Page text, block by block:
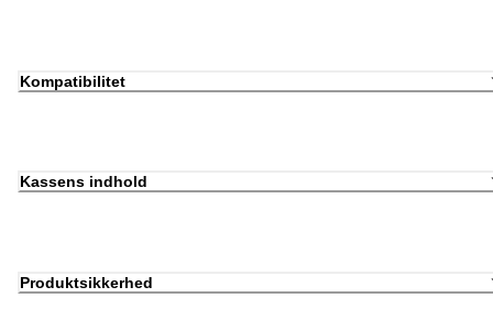
Kompatibilitet
Kassens indhold
Produktsikkerhed